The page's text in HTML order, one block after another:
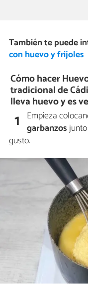
También te puede
con huevo y frijoles
Cómo hacer
tradicional de
lleva huevo y es
1 Empieza
garbanzos
gusto.